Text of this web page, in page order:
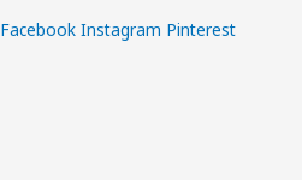
Facebook Instagram Pinterest